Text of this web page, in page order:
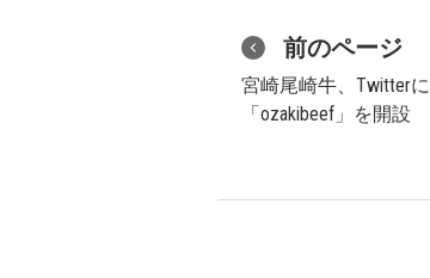
前のページ
宮崎尾崎牛、Twitterに
「ozakibeef」を開設